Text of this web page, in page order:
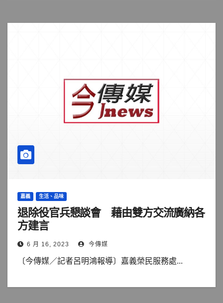
嘉義 生活、品味
退除役官兵懇談會 藉由雙方交流廣納各
方建言
6 月 16, 2023 今傳媒
〔今傳媒／記者呂明鴻報導〕嘉義榮民服務處...